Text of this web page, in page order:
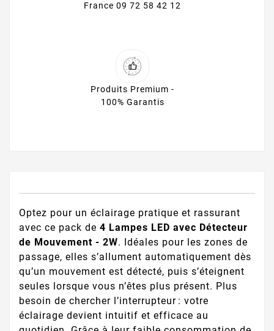
France 09 72 58 42 12
Produits Premium -
100% Garantis
Optez pour un éclairage pratique et rassurant
avec ce pack de 4 Lampes LED avec Détecteur
de Mouvement - 2W. Idéales pour les zones de
passage, elles s’allument automatiquement dès
qu’un mouvement est détecté, puis s’éteignent
seules lorsque vous n’êtes plus présent. Plus
besoin de chercher l’interrupteur : votre
éclairage devient intuitif et efficace au